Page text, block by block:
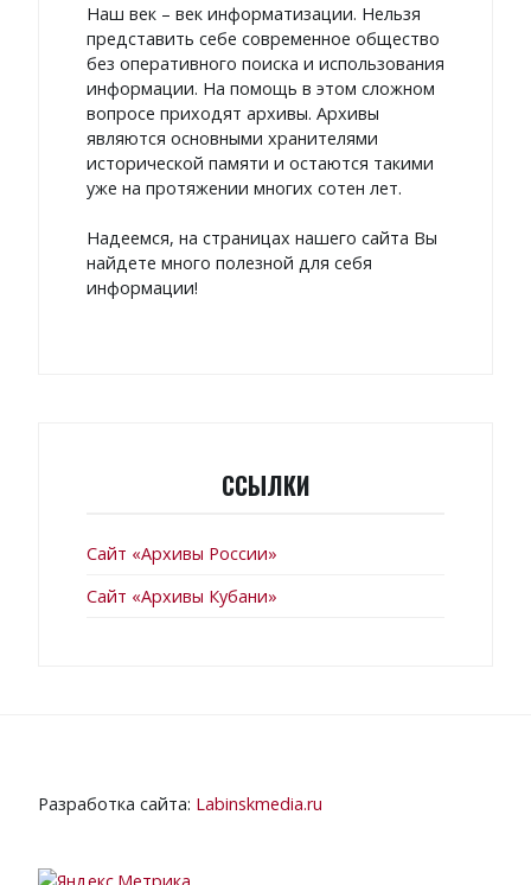
Наш век – век информатизации. Нельзя
представить себе современное общество
без оперативного поиска и использования
информации. На помощь в этом сложном
вопросе приходят архивы. Архивы
являются основными хранителями
исторической памяти и остаются такими
уже на протяжении многих сотен лет.
Надеемся, на страницах нашего сайта Вы
найдете много полезной для себя
информации!
ССЫЛКИ
Сайт «Архивы России»
Сайт «Архивы Кубани»
Разработка сайта: Labinskmedia.ru